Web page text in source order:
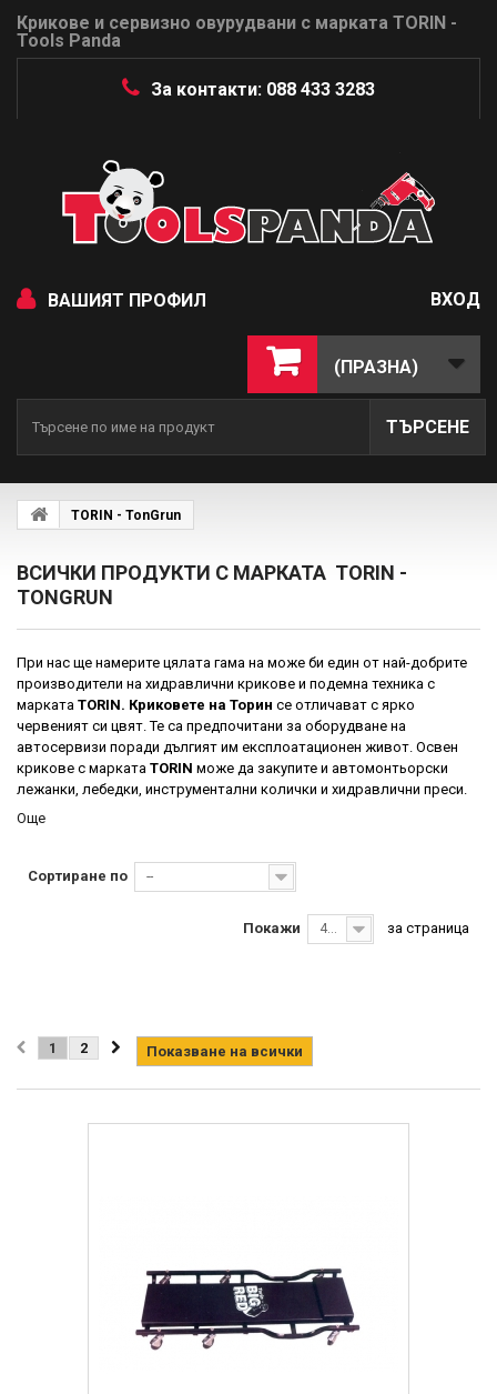
Крикове и сервизно овурудвани с марката TORIN -
Tools Panda
За контакти: 088 433 3283
ВАШИЯТ ПРОФИЛ ВХОД
(ПРАЗНА)
ТЪРСЕНЕ
TORIN - TonGrun
ВСИЧКИ ПРОДУКТИ С МАРКАТА TORIN -
TONGRUN
При нас ще намерите цялата гама на може би един от най-добрите
производители на хидравлични крикове и подемна техника с
марката TORIN. Криковете на Торин се отличават с ярко
червеният си цвят. Те са предпочитани за оборудване на
автосервизи поради дългият им експлоатационен живот. Освен
крикове с марката TORIN може да закупите и автомонтьорски
лежанки, лебедки, инструментални колички и хидравлични преси.
Още
Сортиране по --
Покажи за страница
Показване на всички
1 2